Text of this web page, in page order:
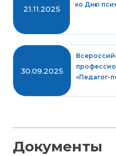
21.11.2025
ко Дню
30.09.2025
«Педагог-
Документы